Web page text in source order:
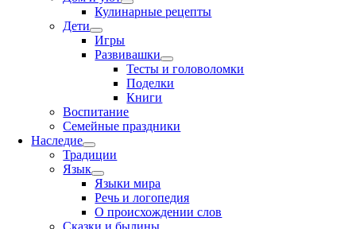
Кулинарные рецепты
Дети
Игры
Развивашки
Тесты и головоломки
Поделки
Книги
Воспитание
Семейные праздники
Наследие
Традиции
Язык
Языки мира
Речь и логопедия
О происхождении слов
Сказки и былины